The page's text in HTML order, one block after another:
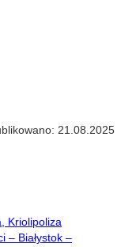
21.08.2025
Kriolipoliza
– Białystok –